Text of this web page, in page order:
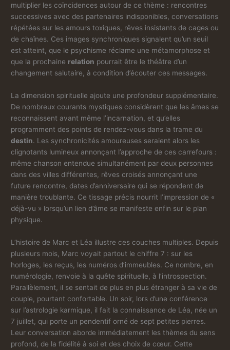
multiplier les coïncidences autour de ce thème : rencontres
successives avec des partenaires indisponibles, conversations
répétées sur les amours toxiques, rêves insistants de cages ou
de chaînes. Ces images synchroniques signalent qu’un seuil
est atteint, que le psychisme réclame une métamorphose et
que la prochaine relation pourrait être le théâtre d’un
changement salutaire, à condition d’écouter ces messages.
La dimension spirituelle ajoute une profondeur supplémentaire.
De nombreux courants mystiques considèrent que les âmes se
reconnaissent avant même l’incarnation, et qu’elles
programment des points de rendez-vous dans la trame du
destin. Les synchronicités amoureuses seraient alors les
clignotants lumineux annonçant l’approche de ces carrefours :
même chanson entendue simultanément par deux personnes
dans des villes différentes, rêves croisés annonçant une
future rencontre, dates d’anniversaire qui se répondent de
manière troublante. Ce tissage précis nourrit l’impression de «
déjà-vu » lorsqu’un lien d’âme se manifeste enfin sur le plan
physique.
L’histoire de Marc et Léa illustre ces couches multiples. Depuis
plusieurs mois, Marc voyait partout le chiffre 7 : sur les
horloges, les reçus, les numéros d’immeubles. Ce nombre, en
numérologie, renvoie à la quête spirituelle, à l’introspection.
Parallèlement, il se sentait de plus en plus étranger à sa vie de
couple, pourtant confortable. Un soir, lors d’une conférence
sur l’astrologie karmique, il fait la connaissance de Léa, née un
7 juillet, qui porte un pendentif orné de sept petites pierres.
Leur conversation aborde immédiatement les thèmes du sens
profond, de la fidélité à soi et des choix de cœur. Cette